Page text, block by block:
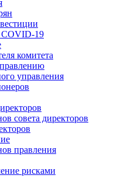
комитета
управления
совета директоров
правления
рисками